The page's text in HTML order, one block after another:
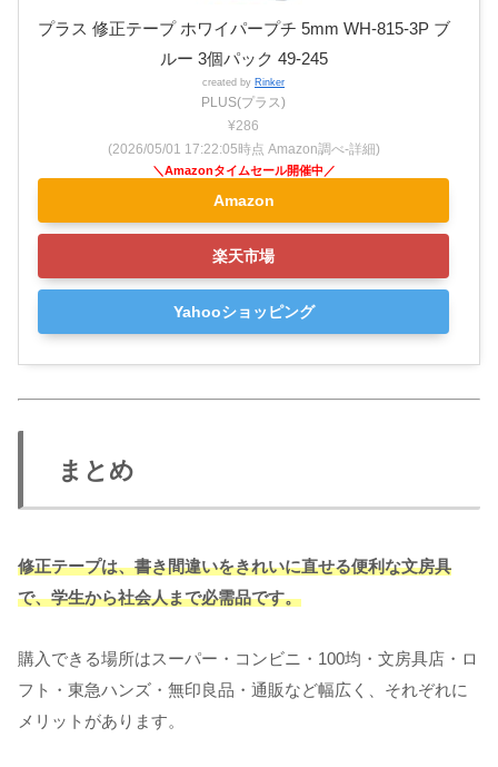
プラス 修正テープ ホワイパープチ 5mm WH-815-3P ブ
ルー 3個パック 49-245
created by Rinker
PLUS(プラス)
¥286
(2026/05/01 17:22:05時点 Amazon調べ-詳細)
Amazon
楽天市場
Yahooショッピング
まとめ
修正テープは、書き間違いをきれいに直せる便利な文房具
で、学生から社会人まで必需品です。
購入できる場所はスーパー・コンビニ・100均・文房具店・ロ
フト・東急ハンズ・無印良品・通販など幅広く、それぞれに
メリットがあります。